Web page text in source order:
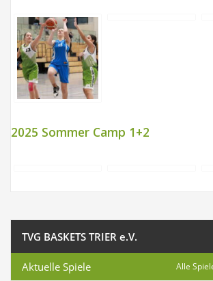
2025 Sommer Camp 1+2